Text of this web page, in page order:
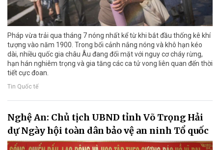
Pháp vừa trải qua tháng 7 nóng nhất kể từ khi bắt đầu thống kê khí
tượng vào năm 1900. Trong bối cảnh nắng nóng và khô hạn kéo
dài, nhiều quốc gia châu Âu đang đối mặt với nguy cơ cháy rừng,
hạn hán nghiêm trọng và gia tăng các ca tử vong liên quan đến thời
tiết cực đoan.
Tin Quốc tế
Nghệ An: Chủ tịch UBND tỉnh Võ Trọng Hải
dự Ngày hội toàn dân bảo vệ an ninh Tổ quốc